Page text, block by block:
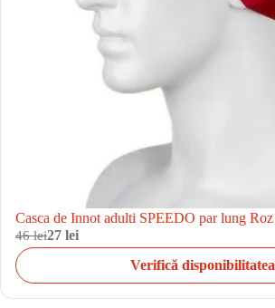
Casca de Innot adulti SPEEDO par lung Roz
46 lei27 lei
Verifică disponibilitatea